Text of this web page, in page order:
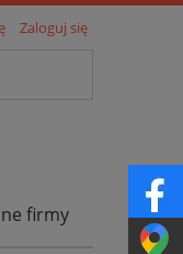
Zaloguj się
firmy